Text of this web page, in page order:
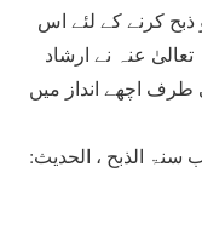
کرنے کے لئے اس
عنہ نے ارشاد
طرف اچھے انداز ميں
سنۃ الذبح ، الحدیث: